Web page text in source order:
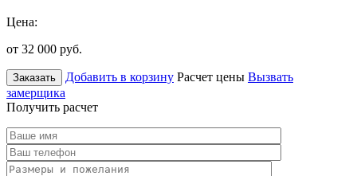
Цена:
от 32 000 руб.
Заказать Добавить в корзину Расчет цены Вызвать
замерщика
Получить расчет